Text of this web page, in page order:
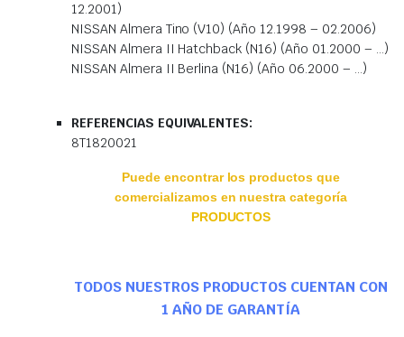
12.2001)
NISSAN Almera Tino (V10) (Año 12.1998 – 02.2006)
NISSAN Almera II Hatchback (N16) (Año 01.2000 – …)
NISSAN Almera II Berlina (N16) (Año 06.2000 – …)
REFERENCIAS EQUIVALENTES:
8T1820021
Puede encontrar los productos que
comercializamos en nuestra categoría
PRODUCTOS
TODOS NUESTROS PRODUCTOS CUENTAN CON
1 AÑO DE GARANTÍA